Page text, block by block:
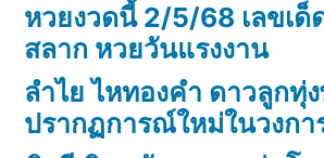
หวยงวดนี้ 2/5/68 เลขเด็
สลาก หวยวันแรงงาน
ลำไย ไหทองคำ ดาวลูกทุ่
ปรากฏการณ์ใหม่ในวงกา